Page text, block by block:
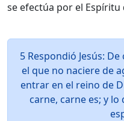
se efectúa por el Espíritu
5 Respondió Jesús:
el que no naciere de
entrar en el reino de
carne, carne es; y